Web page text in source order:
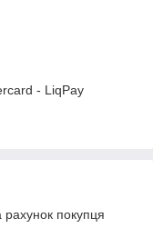
- LiqPay
покупця